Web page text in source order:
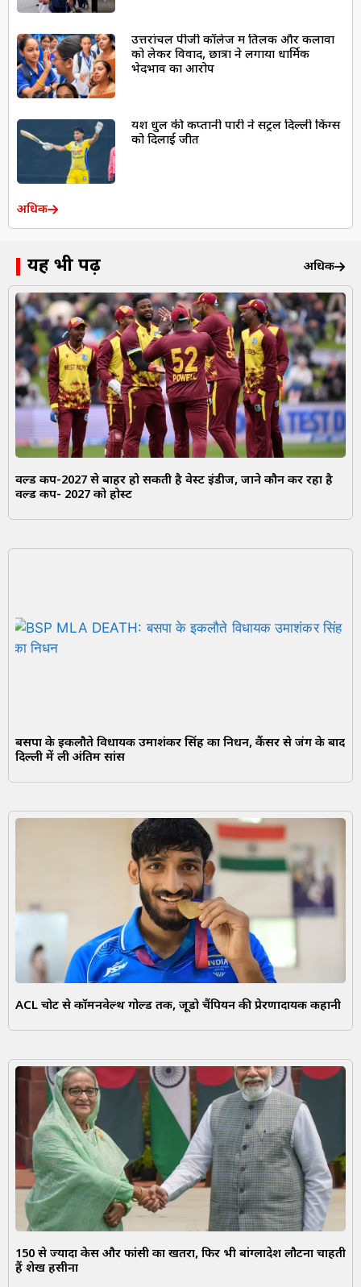
उत्तरांचल पीजी कॉलेज में तिलक और कलावा
को लेकर विवाद, छात्रों ने लगाया धार्मिक
भेदभाव का आरोप
यश धुल की कप्तानी पारी ने सेंट्रल दिल्ली किंग्स
को दिलाई जीत
अधिक
यह भी पढ़ें अधिक
वर्ल्ड कप-2027 से बाहर हो सकती है वेस्ट इंडीज, जाने कौन कर रहा है
वर्ल्ड कप- 2027 को होस्ट
बसपा के इकलौते विधायक उमाशंकर सिंह का निधन, कैंसर से जंग के बाद
दिल्ली में ली अंतिम सांस
ACL चोट से कॉमनवेल्थ गोल्ड तक, जूडो चैंपियन की प्रेरणादायक कहानी
150 से ज्यादा केस और फांसी का खतरा, फिर भी बांग्लादेश लौटना चाहती
हैं शेख हसीना